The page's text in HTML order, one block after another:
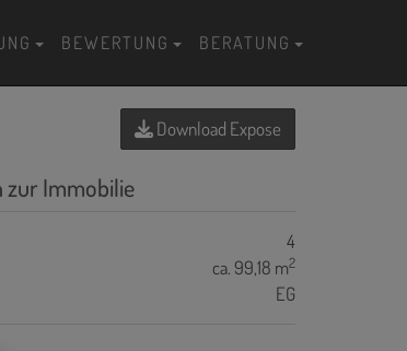
BEWERTUNG BERATUNG
Download Expose
zur Immobilie
4
ca. 99,18 m2
EG